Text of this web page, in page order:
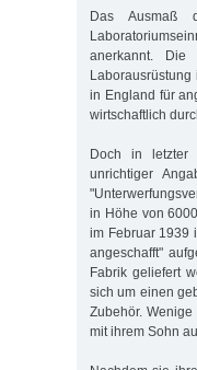
Das Ausmaß
anerkannt. Die
in England für
wirtschaftlich
Doch in letzter
unrichtiger
in Höhe von
im Februar 1939
angeschafft"
Fabrik geliefert
sich um einen
Zubehör.
mit ihrem Sohn